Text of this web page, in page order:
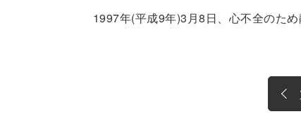
1997年(平成9年)3月8日、心不全のた